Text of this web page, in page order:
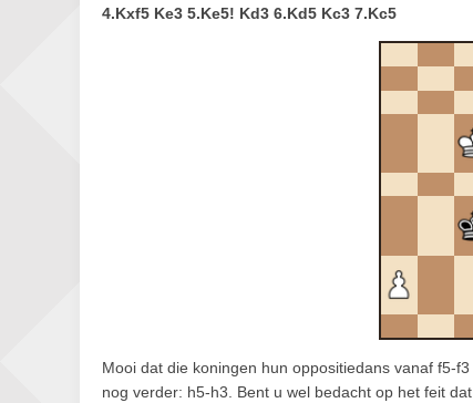
4.Kxf5 Ke3 5.Ke5! Kd3 6.Kd5 Kc3 7.Kc5
Mooi dat die koningen hun oppositiedans vanaf f5-
nog verder: h5-h3. Bent u wel bedacht op het feit